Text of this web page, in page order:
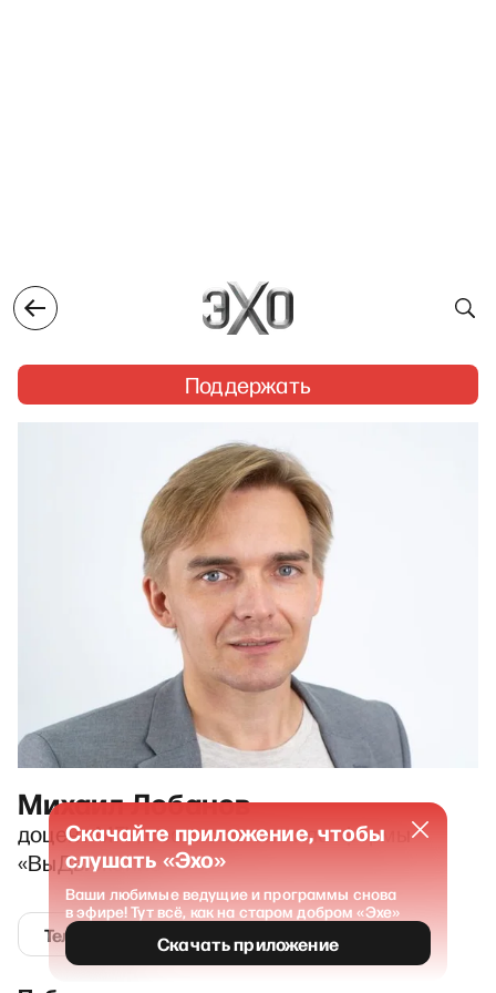
Поддержать
Михаил Лобанов
доцент МГУ, сооснователь платформы
«ВыДвижение»
Телеграм
Скачайте приложение, чтобы
слушать «Эхо»
Ваши любимые ведущие и программы снова
в эфире! Тут всё, как на старом добром «Эхе»
Скачать приложение